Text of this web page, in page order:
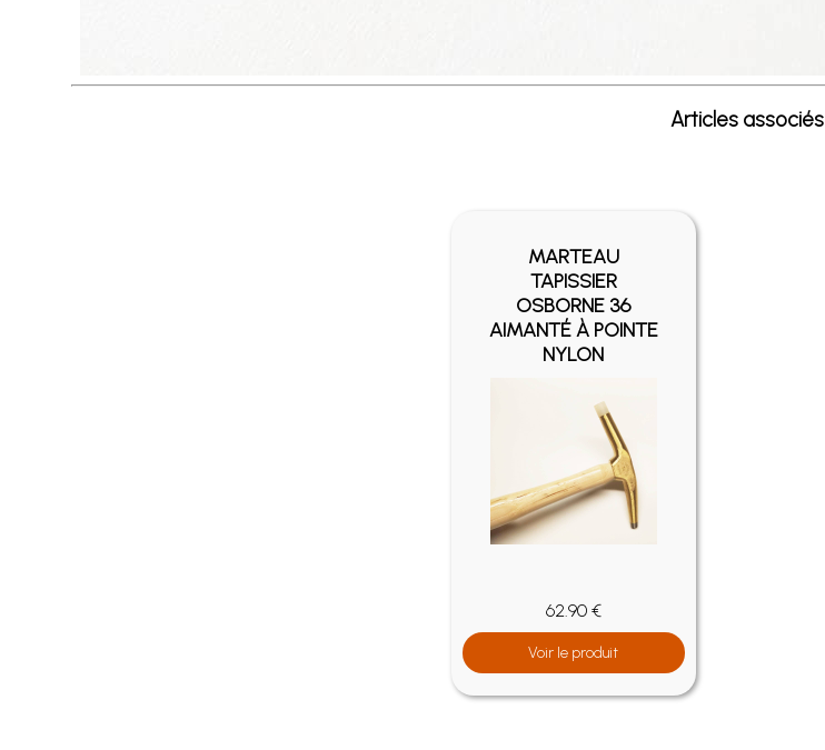
Articles associés
MARTEAU
TAPISSIER
OSBORNE 36
AIMANTÉ À POINTE
NYLON
62.90 €
Voir le produit